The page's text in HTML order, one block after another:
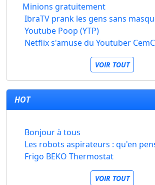
Minions gratuitement
IbraTV prank les gens sans
Youtube Poop (YTP)
Netflix s'amuse du Youtuber
VOIR TOUT
HOT
Bonjour à tous
Les robots aspirateurs : qu'en
Frigo BEKO Thermostat
VOIR TOUT